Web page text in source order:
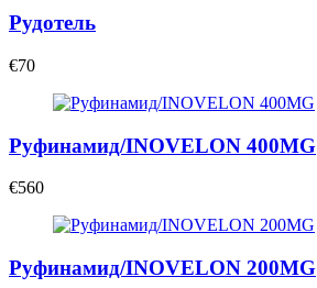
Рудотель
€70
Руфинамид/INOVELON 400MG
€560
Руфинамид/INOVELON 200MG